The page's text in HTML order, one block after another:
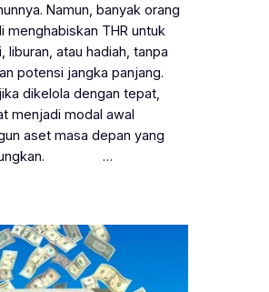
Namun, banyak orang
menghabiskan THR untuk
liburan, atau hadiah, tanpa
potensi jangka panjang.
dikelola dengan tepat,
menjadi modal awal
aset masa depan yang
…